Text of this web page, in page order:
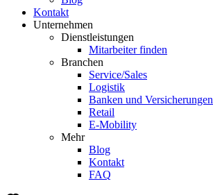
Kontakt
Unternehmen
Dienstleistungen
Mitarbeiter finden
Branchen
Service/Sales
Logistik
Banken und Versicherungen
Retail
E-Mobility
Mehr
Blog
Kontakt
FAQ